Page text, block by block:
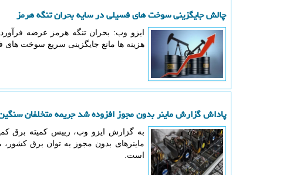
چالش جایگزینی سوخت های فسیلی در سایه بحران تنگه هرمز
ایزو وب: بحران تنگه هرمز عرضه
هزینه ها مانع جایگزینی سریع سوخت
پاداش گزارش ماینر بدون مجوز افزوده شد جریمه متخلفان
است.